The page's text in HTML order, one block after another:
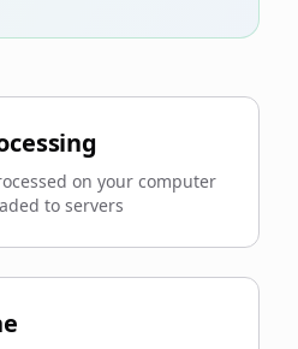
on your computer
to servers